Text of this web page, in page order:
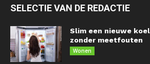
SELECTIE VAN DE REDACTIE
Slim een nieuwe
zonder meetfouten
Wonen